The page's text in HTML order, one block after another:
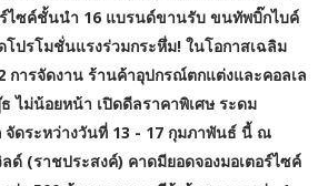
ร์ไซค์ชั้นนำ 16 แบรนด์ขานรับ ขนทัพบิ๊กไบค์
ปรโมชั่นแรงร่วมกระหึ่ม! ในโอกาสเฉลิม
การจัดงาน ร้านค้าอุปกรณ์ตกแต่งและคอลเล
ไม่น้อยหน้า เปิดดีลราคาพิเศษ ระดม
ดระหว่างวันที่ 13 - 17 กุมภาพันธ์ นี้ ณ
ด์ (ราชประสงค์) คาดมียอดจองมอเตอร์ไซค์